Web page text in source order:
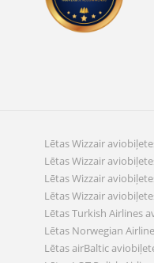
Lētas Wizzair
Lētas Wizzair
Lētas Wizzair
Lētas Wizzair
Lētas Turkish Airlines
Lētas Norwegian
Lētas airBaltic